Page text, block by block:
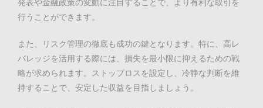
発表や金融政策の変動に注目することで、より有利な取引を
行うことができます。
また、リスク管理の徹底も成功の鍵となります。特に、高レ
バレッジを活用する際には、損失を最小限に抑えるための戦
略が求められます。ストップロスを設定し、冷静な判断を維
持することで、安定した収益を目指しましょう。